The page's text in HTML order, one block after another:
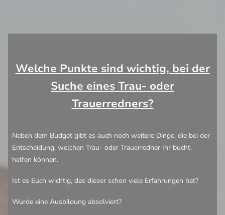
Welche Punkte sind wichtig, bei der
Suche eines Trau- oder
Trauerredners?
Neben dem Budget gibt es auch noch weitere Dinge, die bei der
Entscheidung, welchen Trau- oder Trauerredner Ihr bucht,
helfen können.
Ist es Euch wichtig, das dieser schon viele Erfahrungen hat?
Wurde eine Ausbildung absolviert?